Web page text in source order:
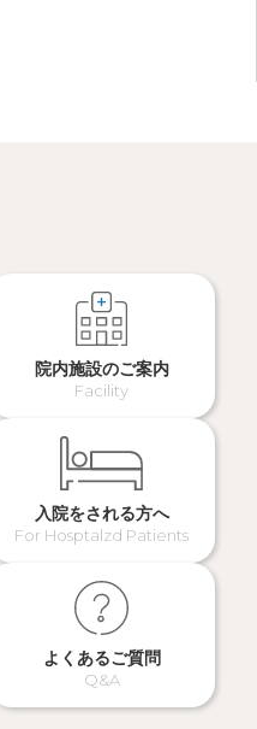
院内施設のご案内
Facility
入院をされる方へ
For Hosptalzd Patients
よくあるご質問
Q&A